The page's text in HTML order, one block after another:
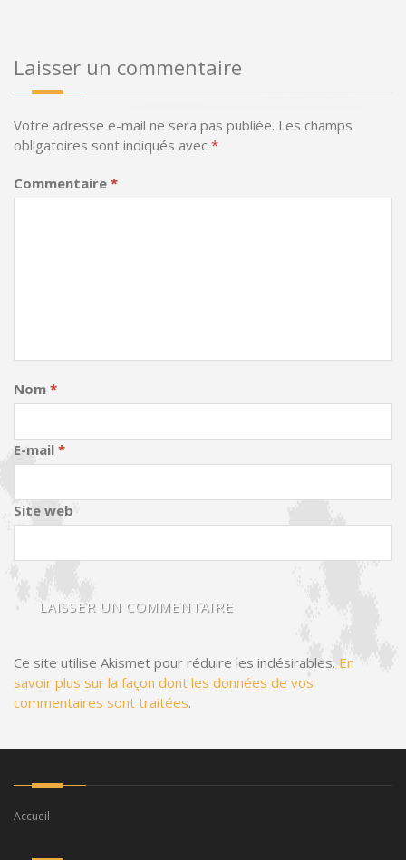
Laisser un commentaire
Votre adresse e-mail ne sera pas publiée. Les champs
obligatoires sont indiqués avec *
Commentaire *
Nom *
E-mail *
Site web
Ce site utilise Akismet pour réduire les indésirables. En
savoir plus sur la façon dont les données de vos
commentaires sont traitées.
Accueil